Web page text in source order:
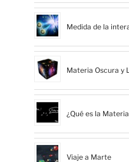
Medida de la
Materia Oscura y
¿Qué es la
Viaje a Marte